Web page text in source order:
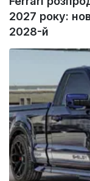
2027 року:
2028-й